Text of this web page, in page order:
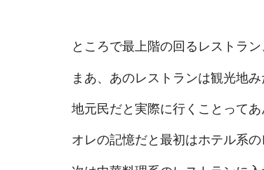
ところで最上階の回るレストラ
まあ、あのレストランは観光地
地元民だと実際に行くことって
オレの記憶だと最初はホテル系